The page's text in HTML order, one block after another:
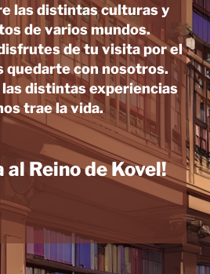
las distintas culturas y
de varios mundos.
de tu visita por el
quedarte con nosotros.
distintas experiencias
trae la vida.
al Reino de Kovel!